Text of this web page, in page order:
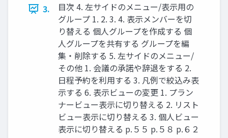
3.
目次 4. 左サイドのメニュー/表示用の
グループ 1. 2. 3. 4. 表示メンバーを切
り替える 個人グループを作成する 個
人グループを共有する グループを編
集・削除する 5. 左サイドのメニュー/
その他 1. 会議の承諾や辞退をする 2.
日程予約を利用する 3. 凡例で絞込み表
示する 6. 表示ビューの変更 1. プラン
ナービュー表示に切り替える 2. リスト
ビュー表示に切り替える 3. 個人ビュー
表示に切り替える p.５５ p.５８ p.６２